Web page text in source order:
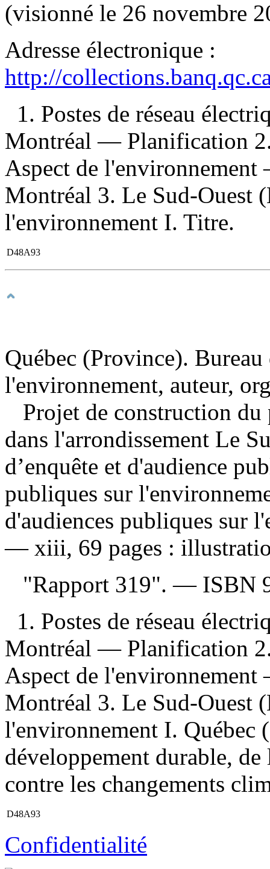
(visionné le 26 novembre
Adresse électronique :
http://
1. Postes de réseau
Montréal — Planification
Aspect de
Montréal 3. Le Sud-Ouest
l'environnement I. Titre.
D48A93
Québec (Province).
l'environnement, auteur,
Projet de construction
dans l'arrondissement Le
d’enquête et d'audience
publiques sur
d'audiences publiques sur
— xiii, 69 pages :
"Rapport 319". — ISBN
1. Postes de réseau
Montréal — Planification
Aspect de
Montréal 3. Le Sud-Ouest
l'environnement I. Québec
développement durable,
contre les changements
D48A93
Confidentialité